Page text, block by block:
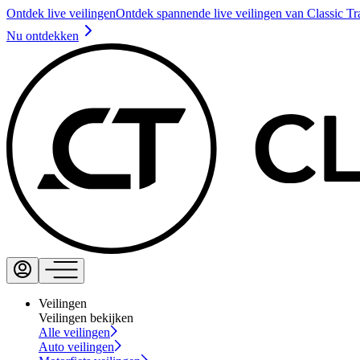
Ontdek live veilingenOntdek spannende live veilingen van Classic
Nu ontdekken
Veilingen
Veilingen bekijken
Alle veilingen
Auto veilingen